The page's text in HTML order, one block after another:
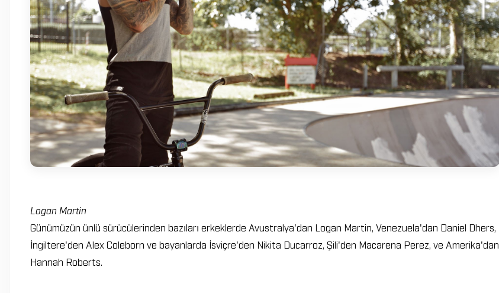
Logan Martin
Günümüzün ünlü sürücülerinden bazıları erkeklerde Avustralya'dan Logan Martin, Venezuela'dan Daniel Dhers,
İngiltere'den Alex Coleborn ve bayanlarda İsviçre'den Nikita Ducarroz, Şili'den Macarena Perez, ve Amerika'dan
Hannah Roberts.